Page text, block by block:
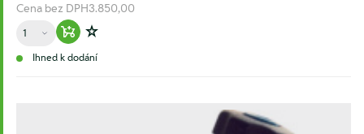
Cena bez DPH3.850,00
Množství
Warenkorb hinzufügen
Zur Wunschliste hinzufügen
Ihned k dodání